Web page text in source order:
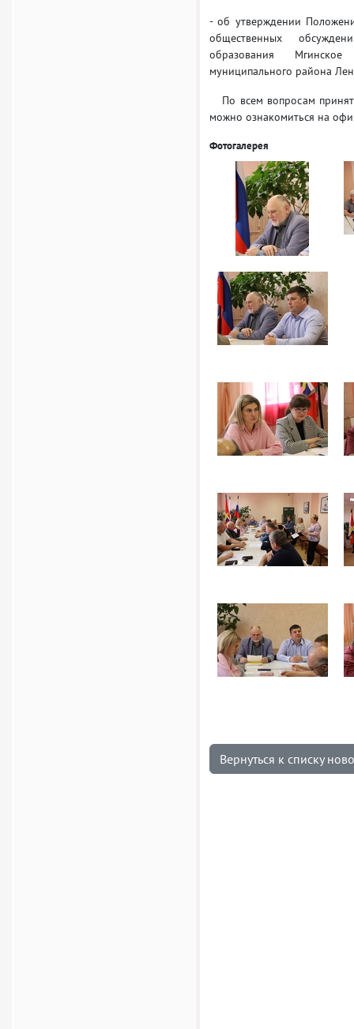
- об утверждении
общественных
образования
муниципального района
По всем вопросам
можно ознакомиться на
Фотогалерея
Вернуться к списку